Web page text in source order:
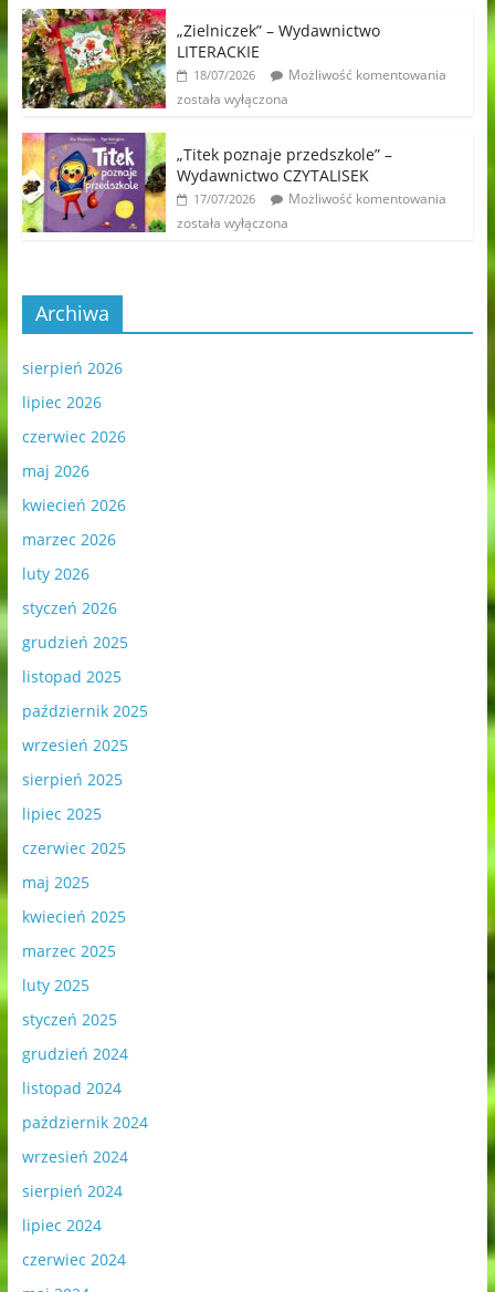
„Zielniczek” – Wydawnictwo
LITERACKIE
18/07/2026
Możliwość komentowania
została wyłączona
„Titek poznaje przedszkole” –
Wydawnictwo CZYTALISEK
17/07/2026
Możliwość komentowania
została wyłączona
Archiwa
sierpień 2026
lipiec 2026
czerwiec 2026
maj 2026
kwiecień 2026
marzec 2026
luty 2026
styczeń 2026
grudzień 2025
listopad 2025
październik 2025
wrzesień 2025
sierpień 2025
lipiec 2025
czerwiec 2025
maj 2025
kwiecień 2025
marzec 2025
luty 2025
styczeń 2025
grudzień 2024
listopad 2024
październik 2024
wrzesień 2024
sierpień 2024
lipiec 2024
czerwiec 2024